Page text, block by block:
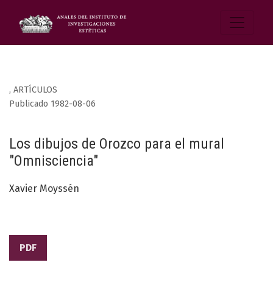
, ARTÍCULOS
Los dibujos de Orozco para el mural
"Omnisciencia"
Publicado 1982-08-06
Xavier Moyssén
PDF